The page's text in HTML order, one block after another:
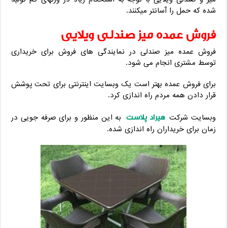
شده که حمل را آسانتر میکنند.
فروش عمده میز صندلی ویلایی
فروش عمده میز صندلی در نمایندگی های فروش برای خریداری
توسط مشتری انجام می شود.
برای فروش عمده بهتر است یک وبسایت اینترنتی برای تحت پوشش
قرار دادن همه مردم راه اندازی کرد.
وبسایت شرکت هیراد پلاست به این منظور و برای صرفه جویی در
زمان برای خریداران راه اندازی شده.